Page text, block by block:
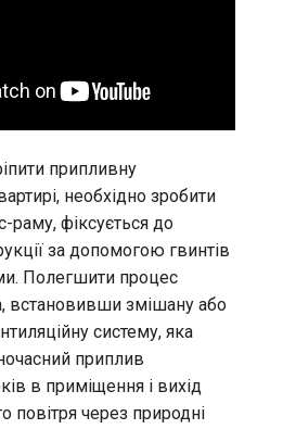
припливну
необхідно зробити
раму, фіксується до
за допомогою гвинтів
Полегшити процес
встановивши змішану або
систему, яка
приплив
в приміщення і вихід
повітря через природні